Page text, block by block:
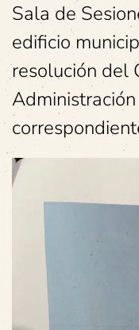
Sala de
edificio
resolución del